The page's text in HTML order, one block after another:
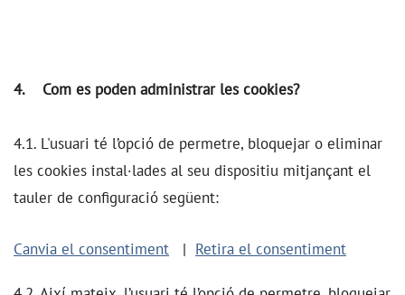
4. Com es poden administrar les cookies?
4.1. L'usuari té l’opció de permetre, bloquejar o eliminar
les cookies instal·lades al seu dispositiu mitjançant el
tauler de configuració següent:
Canvia el consentiment | Retira el consentiment